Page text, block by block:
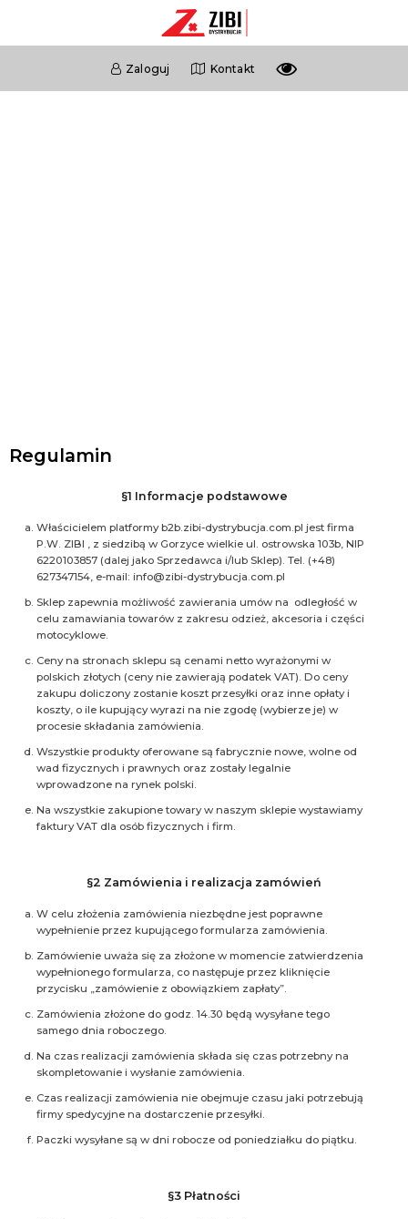
Zaloguj Kontakt
Regulamin
§1 Informacje podstawowe
Właścicielem platformy b2b.zibi-dystrybucja.com.pl jest firma
P.W. ZIBI , z siedzibą w Gorzyce wielkie ul. ostrowska 103b, NIP
6220103857 (dalej jako Sprzedawca i/lub Sklep). Tel. (+48)
627347154, e-mail: info@zibi-dystrybucja.com.pl
Sklep zapewnia możliwość zawierania umów na odległość w
celu zamawiania towarów z zakresu odzież, akcesoria i części
motocyklowe.
Ceny na stronach sklepu są cenami netto wyrażonymi w
polskich złotych (ceny nie zawierają podatek VAT). Do ceny
zakupu doliczony zostanie koszt przesyłki oraz inne opłaty i
koszty, o ile kupujący wyrazi na nie zgodę (wybierze je) w
procesie składania zamówienia.
Wszystkie produkty oferowane są fabrycznie nowe, wolne od
wad fizycznych i prawnych oraz zostały legalnie
wprowadzone na rynek polski.
Na wszystkie zakupione towary w naszym sklepie wystawiamy
faktury VAT dla osób fizycznych i firm.
§2 Zamówienia i realizacja zamówień
W celu złożenia zamówienia niezbędne jest poprawne
wypełnienie przez kupującego formularza zamówienia.
Zamówienie uważa się za złożone w momencie zatwierdzenia
wypełnionego formularza, co następuje przez kliknięcie
przycisku „zamówienie z obowiązkiem zapłaty”.
Zamówienia złożone do godz. 14.30 będą wysyłane tego
samego dnia roboczego.
Na czas realizacji zamówienia składa się czas potrzebny na
skompletowanie i wysłanie zamówienia.
Czas realizacji zamówienia nie obejmuje czasu jaki potrzebują
firmy spedycyjne na dostarczenie przesyłki.
Paczki wysyłane są w dni robocze od poniedziałku do piątku.
§3 Płatności